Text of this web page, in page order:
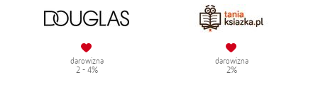
darowizna
2 - 4%
darowizna
2%